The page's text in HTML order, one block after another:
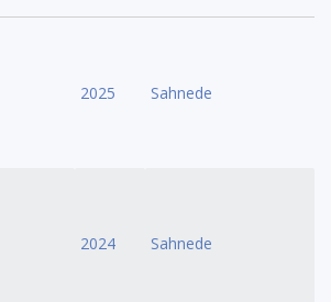
2025 Sahnede
2024 Sahnede